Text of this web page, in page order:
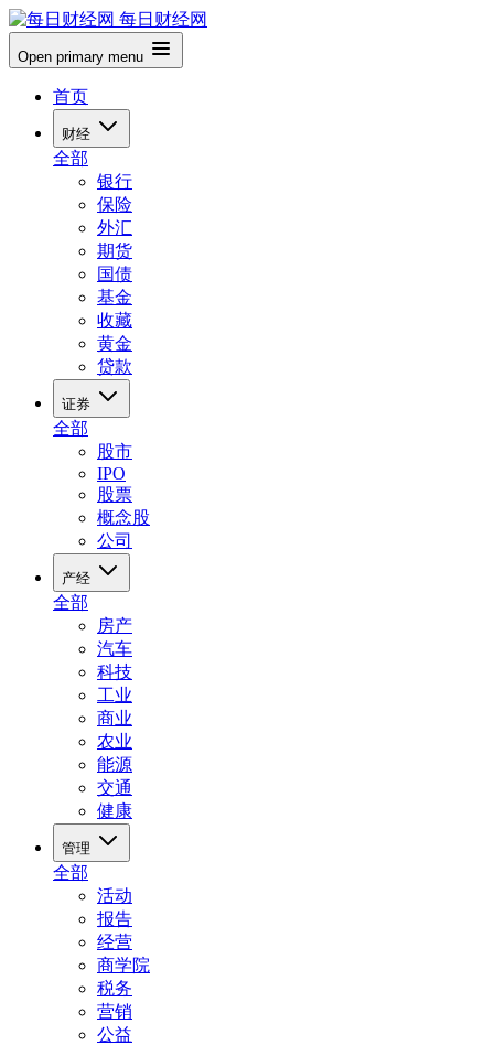
每日财经网
Open primary menu
首页
财经
全部
银行
保险
外汇
期货
国债
基金
收藏
黄金
贷款
证券
全部
股市
IPO
股票
概念股
公司
产经
全部
房产
汽车
科技
工业
商业
农业
能源
交通
健康
管理
全部
活动
报告
经营
商学院
税务
营销
公益